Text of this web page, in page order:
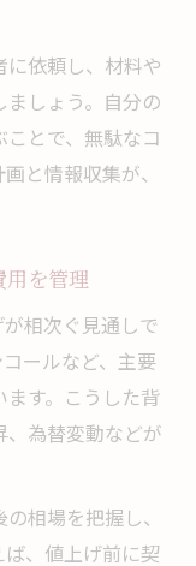
依頼し、材料や
しょう。自分の
とで、無駄なコ
と情報収集が、
を管理
相次ぐ見通しで
ールなど、主要
す。こうした背
為替変動などが
相場を把握し、
、値上げ前に契